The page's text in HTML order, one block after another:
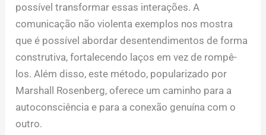
possível transformar essas interações. A
comunicação não violenta exemplos nos mostra
que é possível abordar desentendimentos de forma
construtiva, fortalecendo laços em vez de rompê-
los. Além disso, este método, popularizado por
Marshall Rosenberg, oferece um caminho para a
autoconsciência e para a conexão genuína com o
outro.